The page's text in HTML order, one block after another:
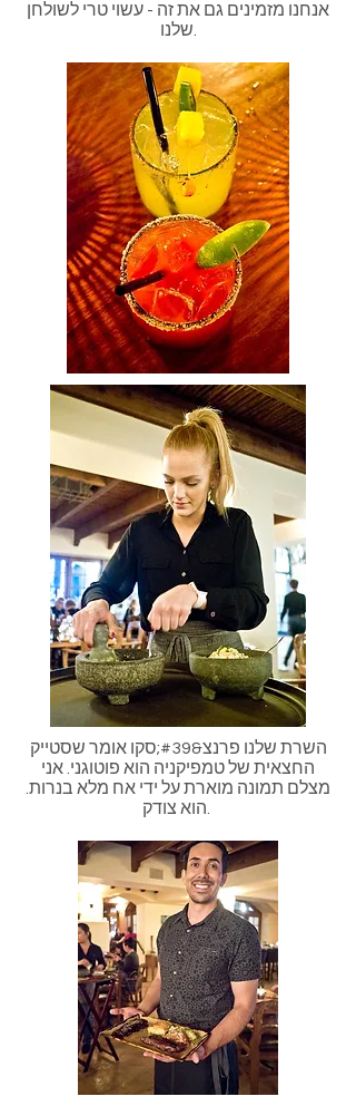
אנחנו מזמינים גם את זה - עשוי טרי לשולחן
השרת שלנו פרנצ&#39;סקו אומר שסטייק
החצאית של טמפיקניה הוא פוטוגני. אני
מצלם תמונה מוארת על ידי אח מלא בנרות.